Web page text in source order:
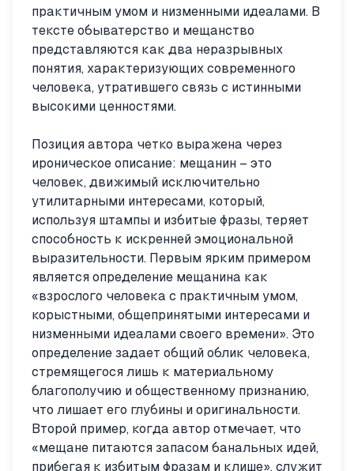
практичным умом и низменными идеалами. В
тексте обыватерство и мещанство
представляются как два неразрывных
понятия, характеризующих современного
человека, утратившего связь с истинными
высокими ценностями.
Позиция автора четко выражена через
ироническое описание: мещанин – это
человек, движимый исключительно
утилитарными интересами, который,
используя штампы и избитые фразы, теряет
способность к искренней эмоциональной
выразительности. Первым ярким примером
является определение мещанина как
«взрослого человека с практичным умом,
корыстными, общепринятыми интересами и
низменными идеалами своего времени». Это
определение задает общий облик человека,
стремящегося лишь к материальному
благополучию и общественному признанию,
что лишает его глубины и оригинальности.
Второй пример, когда автор отмечает, что
«мещане питаются запасом банальных идей,
прибегая к избитым фразам и клише», служит